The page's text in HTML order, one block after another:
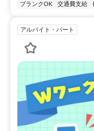
ブランクOK
交通費支給
アルバイト・パート